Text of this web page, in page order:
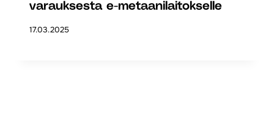
varauksesta e-metaanilaitokselle
17.03.2025